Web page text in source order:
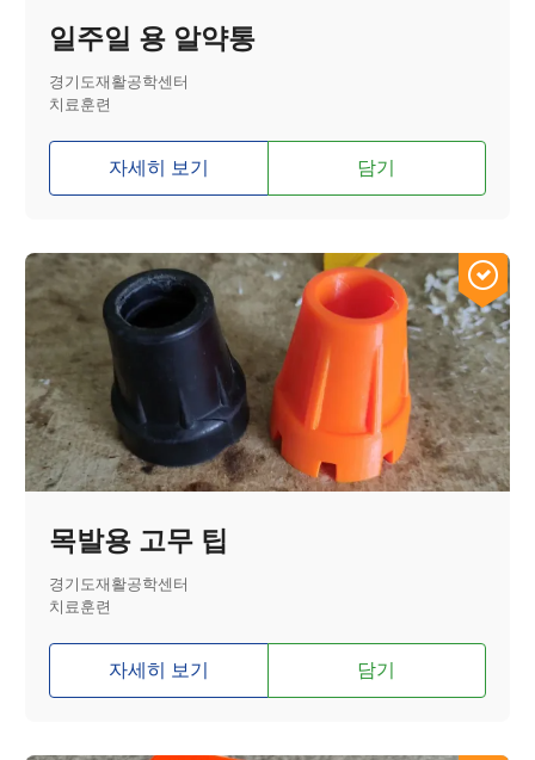
일주일 용 알약통
경기도재활공학센터
치료훈련
자세히 보기 담기
목발용 고무 팁
경기도재활공학센터
치료훈련
자세히 보기 담기